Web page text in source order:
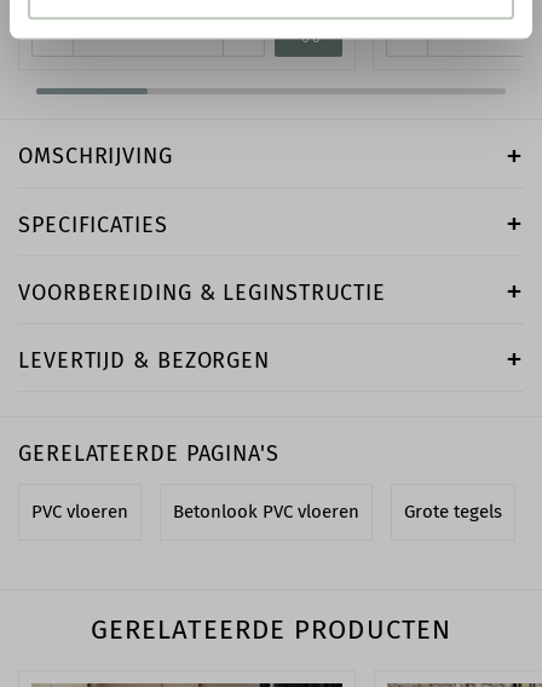
OMSCHRIJVING
SPECIFICATIES
VOORBEREIDING & LEGINSTRUCTIE
LEVERTIJD & BEZORGEN
GERELATEERDE PAGINA'S
PVC vloeren Betonlook PVC vloeren Grote tegels
GERELATEERDE PRODUCTEN